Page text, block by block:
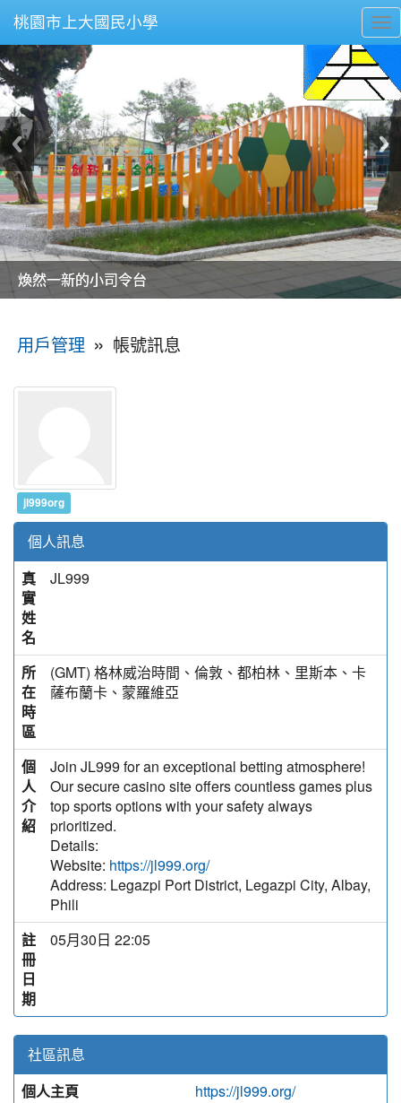
桃園市上大國民小學
美麗的操場是我們活力的來源
美麗的操場是我們活力的來源
煥然一新的小司令台
煥然一新的小司令台
富含桃園埤塘田園風光意象的中廊
富含桃園埤塘田園風光意象的中廊
嶄新的中庭廣場
嶄新的中庭廣場
水生池生生不息
水生池生生不息
用戶管理 » 帳號訊息
jl999org
個人訊息
真
實
姓
名
JL999
所
在
時
區
(GMT) 格林威治時間、倫敦、都柏林、里斯本、卡
薩布蘭卡、蒙羅維亞
個
人
介
紹
Join JL999 for an exceptional betting atmosphere!
Our secure casino site offers countless games plus
top sports options with your safety always
prioritized.
Details:
Website: https://jl999.org/
Address: Legazpi Port District, Legazpi City, Albay,
Phili
註
冊
日
期
05月30日 22:05
社區訊息
個人主頁
https://jl999.org/